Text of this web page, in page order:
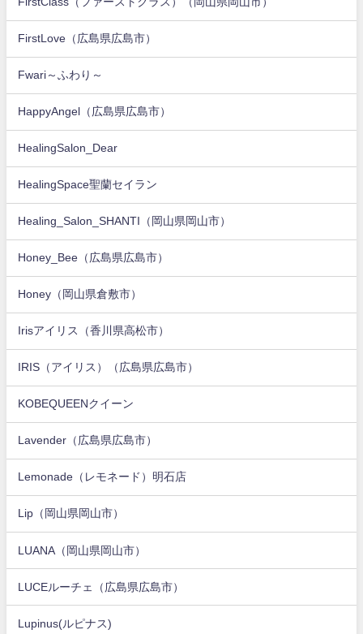
FirstLove（広島県広島市）
Fwari～ふわり～
HappyAngel（広島県広島市）
HealingSalon_Dear
HealingSpace聖蘭セイラン
Healing_Salon_SHANTI（岡山県岡山市）
Honey_Bee（広島県広島市）
Honey（岡山県倉敷市）
Irisアイリス（香川県高松市）
IRIS（アイリス）（広島県広島市）
KOBEQUEENクイーン
Lavender（広島県広島市）
Lemonade（レモネード）明石店
Lip（岡山県岡山市）
LUANA（岡山県岡山市）
LUCEルーチェ（広島県広島市）
Lupinus(ルピナス)